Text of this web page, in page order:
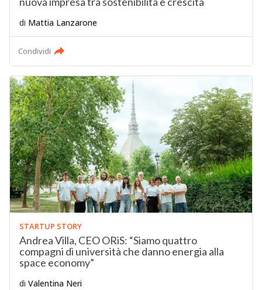
di Mattia Lanzarone
Condividi
STARTUP STORY
Andrea Villa, CEO ORiS: “Siamo quattro
compagni di università che danno energia alla
space economy”
di Valentina Neri